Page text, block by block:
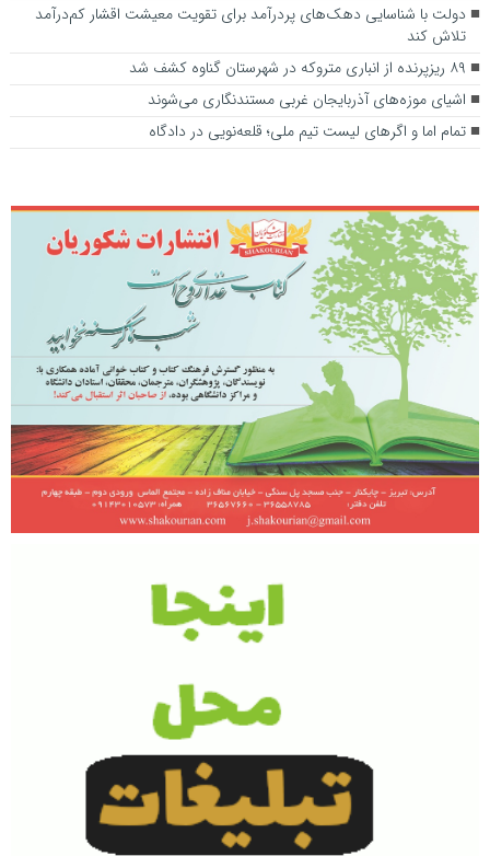
دولت با شناسایی دهک‌های پردرآمد برای تقویت معیشت اقشار کم‌درآمد
تلاش کند
۸۹ ریزپرنده از انباری متروکه در شهرستان گناوه کشف شد
اشیای موزه‌های آذربایجان غربی مستندنگاری می‌شوند
تمام اما و اگرهای لیست تیم ملی؛ قلعه‌نویی در دادگاه